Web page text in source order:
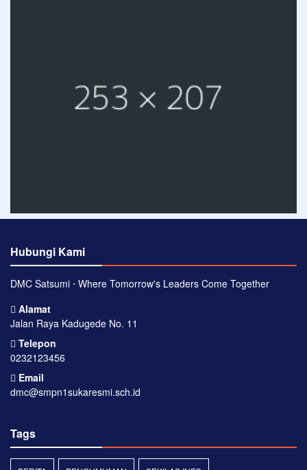
Hubungi Kami
DMC Satsumi ⋅ Where Tomorrow's Leaders Come Together
Alamat
Jalan Raya Kadugede No. 11
Telepon
0232123456
Email
dmc@smpn1sukaresmi.sch.id
Tags